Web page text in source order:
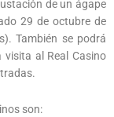
de un ágape
29 de octubre de
También se podrá
al Real Casino
son: